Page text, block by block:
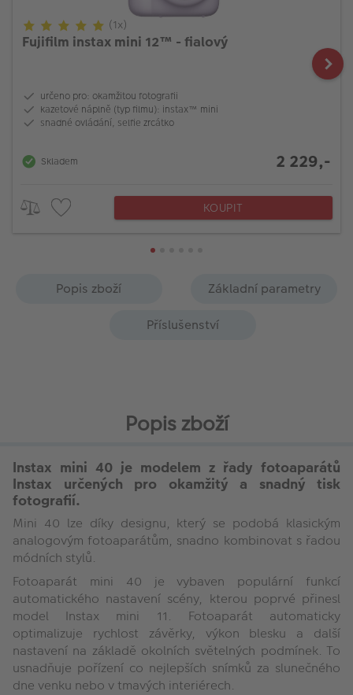
(1x)
Fujifilm instax mini 12™ - fialový
určeno pro: okamžitou fotografii
kazetové náplně (typ filmu): instax™ mini
snadné ovládání, selfie zrcátko
Skladem 2 229,-
KOUPIT
Popis zboží
Základní parametry
Příslušenství
Popis zboží
Instax mini 40 je modelem z řady fotoaparátů
Instax určených pro okamžitý a snadný tisk
fotografií.
Mini 40 lze díky designu, který se podobá klasickým
analogovým fotoaparátům, snadno kombinovat s řadou
módních stylů.
Fotoaparát mini 40 je vybaven populární funkcí
automatického nastavení scény, kterou poprvé přinesl
model Instax mini 11. Fotoaparát automaticky
optimalizuje rychlost závěrky, výkon blesku a další
nastavení na základě okolních světelných podmínek. To
usnadňuje pořízení co nejlepších snímků za slunečného
dne venku nebo v tmavých interiérech.